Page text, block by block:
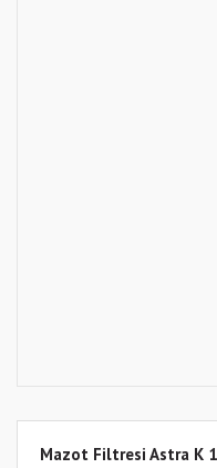
Mazot Filtresi Astra K